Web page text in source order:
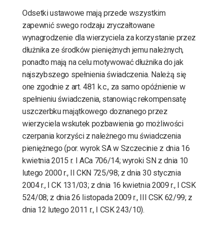
Odsetki ustawowe mają przede wszystkim
zapewnić swego rodzaju zryczałtowane
wynagrodzenie dla wierzyciela za korzystanie przez
dłużnika ze środków pieniężnych jemu należnych,
ponadto mają na celu motywować dłużnika do jak
najszybszego spełnienia świadczenia. Należą się
one zgodnie z art. 481 k.c., za samo opóźnienie w
spełnieniu świadczenia, stanowiąc rekompensatę
uszczerbku majątkowego doznanego przez
wierzyciela wskutek pozbawienia go możliwości
czerpania korzyści z należnego mu świadczenia
pieniężnego (por. wyrok SA w Szczecinie z dnia 16
kwietnia 2015 r. I ACa 706/14; wyroki SN z dnia 10
lutego 2000 r., II CKN 725/98; z dnia 30 stycznia
2004 r., I CK 131/03; z dnia 16 kwietnia 2009 r., I CSK
524/08; z dnia 26 listopada 2009 r., III CSK 62/99; z
dnia 12 lutego 2011 r., I CSK 243/10).